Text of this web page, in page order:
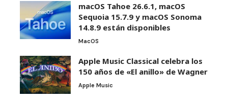
macOS Tahoe 26.6.1, macOS
Sequoia 15.7.9 y macOS Sonoma
14.8.9 están disponibles
MacOS
Apple Music Classical celebra los
150 años de «El anillo» de Wagner
Apple Music